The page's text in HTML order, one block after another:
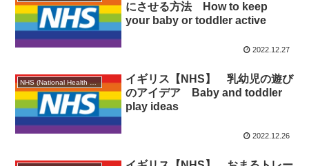
にさせる方法 How to keep
your baby or toddler active
2022.12.27
NHS (National Health Service)
イギリス【NHS】 乳幼児の遊び
のアイデア Baby and toddler
play ideas
2022.12.26